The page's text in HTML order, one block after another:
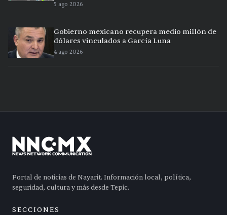
5 ago 2026
Gobierno mexicano recupera medio millón de
dólares vinculados a García Luna
4 ago 2026
Portal de noticias de Nayarit. Información local, política,
seguridad, cultura y más desde Tepic.
SECCIONES